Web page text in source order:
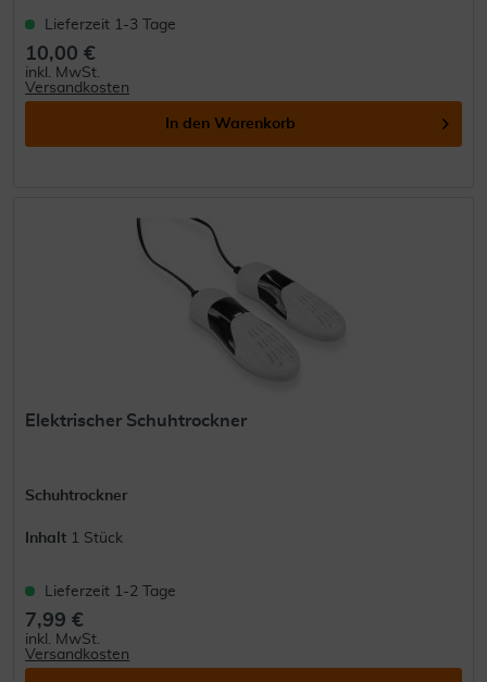
Lieferzeit 1-3 Tage
10,00 €
inkl. MwSt.
Versandkosten
In den Warenkorb
Elektrischer Schuhtrockner
Schuhtrockner
Inhalt 1 Stück
Lieferzeit 1-2 Tage
7,99 €
inkl. MwSt.
Versandkosten